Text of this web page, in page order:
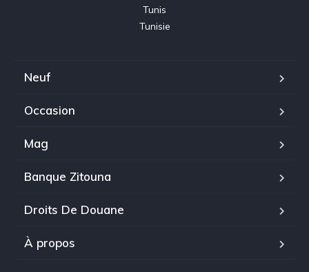
Tunis
Tunisie
Neuf
Occasion
Mag
Banque Zitouna
Droits De Douane
À propos